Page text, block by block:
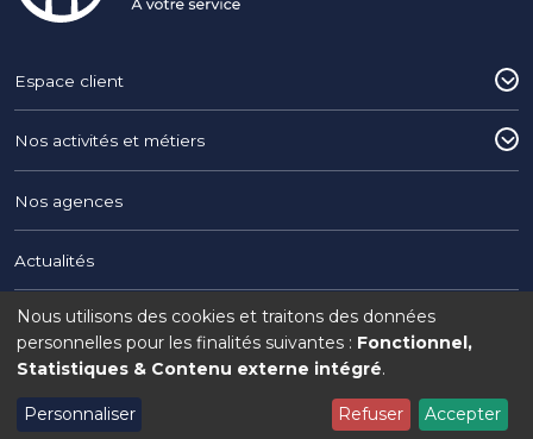
Espace client
Nos activités et métiers
Nos agences
Actualités
Copyright © 2026 THEDRA du Groupe Interaction
Legal menu
Mentions légalesPolitique de confidentialitéPolitique de cookies
Gérer mon consentement
Utilisation
des
Nous utilisons des cookies et traitons des données
personnelles pour les finalités suivantes : Fonctionnel,
Statistiques & Contenu externe intégré.
Personnaliser Refuser Accepter